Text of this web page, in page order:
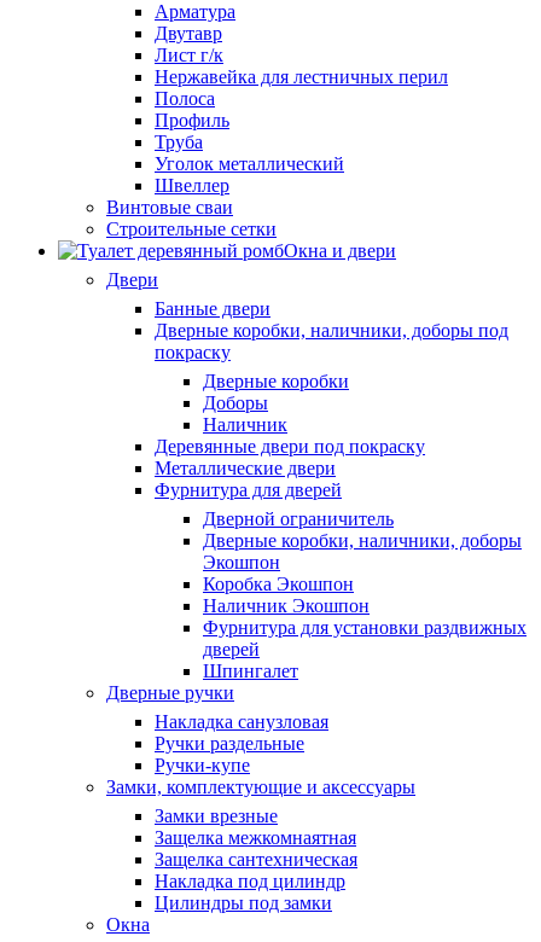
Арматура
Двутавр
Лист г/к
Нержавейка для лестничных перил
Полоса
Профиль
Труба
Уголок металлический
Швеллер
Винтовые сваи
Строительные сетки
Окна и двери
Двери
Банные двери
Дверные коробки, наличники, доборы под
покраску
Дверные коробки
Доборы
Наличник
Деревянные двери под покраску
Металлические двери
Фурнитура для дверей
Дверной ограничитель
Дверные коробки, наличники, доборы
Экошпон
Коробка Экошпон
Наличник Экошпон
Фурнитура для установки раздвижных
дверей
Шпингалет
Дверные ручки
Накладка санузловая
Ручки раздельные
Ручки-купе
Замки, комплектующие и аксессуары
Замки врезные
Защелка межкомнаятная
Защелка сантехническая
Накладка под цилиндр
Цилиндры под замки
Окна